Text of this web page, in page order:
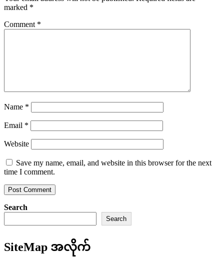
marked *
Comment *
Name *
Email *
Website
Save my name, email, and website in this browser for the next
time I comment.
Search
Search
SiteMap အလိုက်